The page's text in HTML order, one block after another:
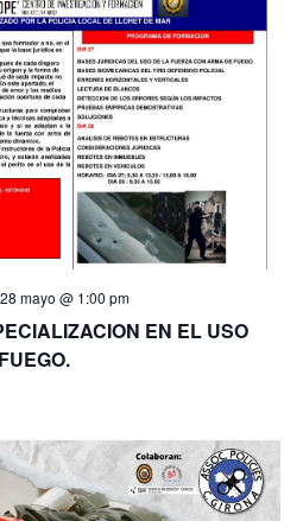
28 mayo @ 1:00 pm
EN EL USO